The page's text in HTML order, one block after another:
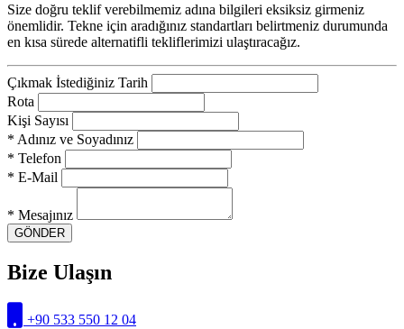
Size doğru teklif verebilmemiz adına bilgileri eksiksiz girmeniz
önemlidir. Tekne için aradığınız standartları belirtmeniz durumunda
en kısa sürede alternatifli tekliflerimizi ulaştıracağız.
Çıkmak İstediğiniz Tarih
Rota
Kişi Sayısı
* Adınız ve Soyadınız
* Telefon
* E-Mail
* Mesajınız
GÖNDER
Bize Ulaşın
+90 533 550 12 04